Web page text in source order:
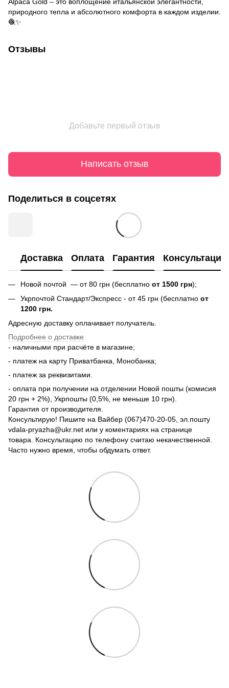
природного тепла и абсолютного комфорта в каждом изделии.
🧶✨
Отзывы
Добавьте первый отзыв
Написать отзыв
Поделиться в соцсетях
Доставка Оплата Гарантия Консультация
Новой почтой — от 80 грн (бесплатно от 1500 грн);
Укрпочтой Стандарт/Экспресс - от 45 грн (бесплатно от
1200 грн.
Адресную доставку оплачивает получатель.
Подробнее о доставке
- наличными при расчёте в магазине;
- платеж на карту Приватбанка, Монобанка;
- платеж за реквизитами.
- оплата при получении на отделении Новой пошты (комисия
20 грн + 2%), Укрпошты (0,5%, не меньше 10 грн).
Гарантия от производителя.
Консультирую! Пишите на Вайбер (067)470-20-05, эл.пошту
vdala-pryazha@ukr.net или у коментариях на странице
товара. Консультацию по телефону считаю некачественной.
Часто нужно время, чтобы обдумать ответ.